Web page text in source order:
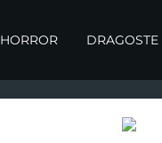
HORROR DRAGOSTE